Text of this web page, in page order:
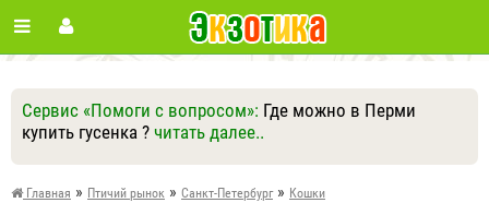
Сервис «Помоги с вопросом»: Где можно в Перми
купить гусенка ? читать далее..
Ответить Другие вопросы
Задать вопрос
Главная » Птичий рынок » Санкт-Петербург» Кошки